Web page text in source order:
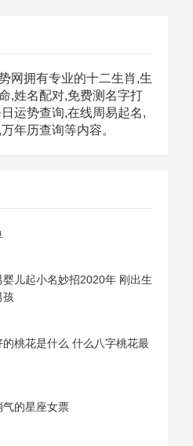
网拥有专业的十二生肖,生
,姓名配对,免费测名字打
运势查询,在线周易起名,
年历查询等内容。
婴儿起小名妙招2020年 刚出生
孩
的桃花是什么 什么八字桃花最
气的星座女票